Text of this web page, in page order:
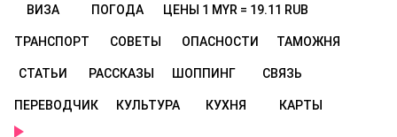
ВИЗА ПОГОДА ЦЕНЫ 1 MYR = 19.11 RUB
ТРАНСПОРТ СОВЕТЫ ОПАСНОСТИ ТАМОЖНЯ
СТАТЬИ РАССКАЗЫ ШОППИНГ СВЯЗЬ
ПЕРЕВОДЧИК КУЛЬТУРА КУХНЯ КАРТЫ
